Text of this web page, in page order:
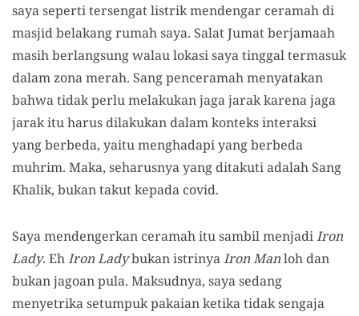
saya seperti tersengat listrik mendengar ceramah di
masjid belakang rumah saya. Salat Jumat berjamaah
masih berlangsung walau lokasi saya tinggal termasuk
dalam zona merah. Sang penceramah menyatakan
bahwa tidak perlu melakukan jaga jarak karena jaga
jarak itu harus dilakukan dalam konteks interaksi
yang berbeda, yaitu menghadapi yang berbeda
muhrim. Maka, seharusnya yang ditakuti adalah Sang
Khalik, bukan takut kepada covid.
Saya mendengerkan ceramah itu sambil menjadiIron
Lady. EhIron Ladybukan istrinyaIron Manloh dan
bukan jagoan pula. Maksudnya, saya sedang
menyetrika setumpuk pakaian ketika tidak sengaja